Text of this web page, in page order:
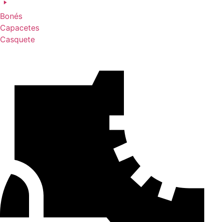
Bonés
Capacetes
Casquete